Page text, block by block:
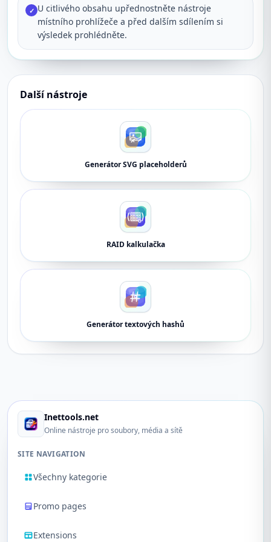
✓ U citlivého obsahu upřednostněte nástroje
místního prohlížeče a před dalším sdílením si
výsledek prohlédněte.
Další nástroje
Generátor SVG placeholderů
RAID kalkulačka
Generátor textových hashů
Inettools.net
Online nástroje pro soubory, média a sítě
SITE NAVIGATION
Všechny kategorie
Promo pages
Extensions